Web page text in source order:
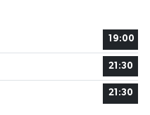
19:00
21:30
21:30